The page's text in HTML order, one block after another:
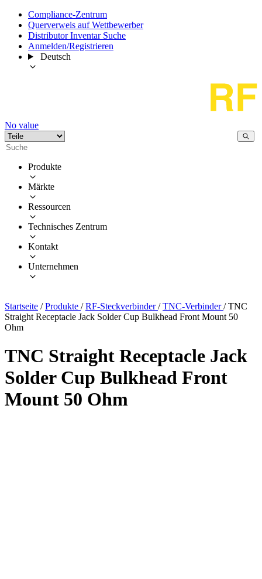
Compliance-Zentrum
Querverweis auf Wettbewerber
Distributor Inventar Suche
Anmelden/Registrieren
Deutsch
No value
Produkte
Märkte
Ressourcen
Technisches Zentrum
Kontakt
Unternehmen
Startseite / Produkte / RF-Steckverbinder/ TNC-Verbinder/ TNC
Straight Receptacle Jack Solder Cup Bulkhead Front Mount 50
Ohm
TNC Straight Receptacle Jack
Solder Cup Bulkhead Front
Mount 50 Ohm